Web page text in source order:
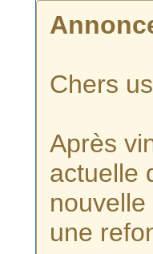
Chers
Après
actuelle
une